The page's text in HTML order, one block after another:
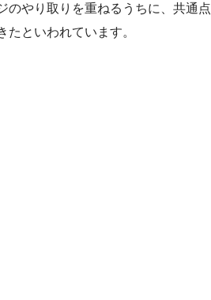
のやり取りを重ねるうちに、共通点
たといわれています。